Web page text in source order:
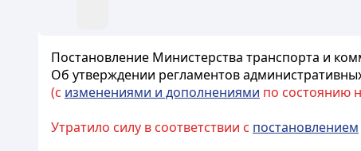
Постановление Министерства транспорта и
Об утверждении регламентов
(с изменениями и дополнениями по состоянию
Утратило силу в соответствии с постановлением